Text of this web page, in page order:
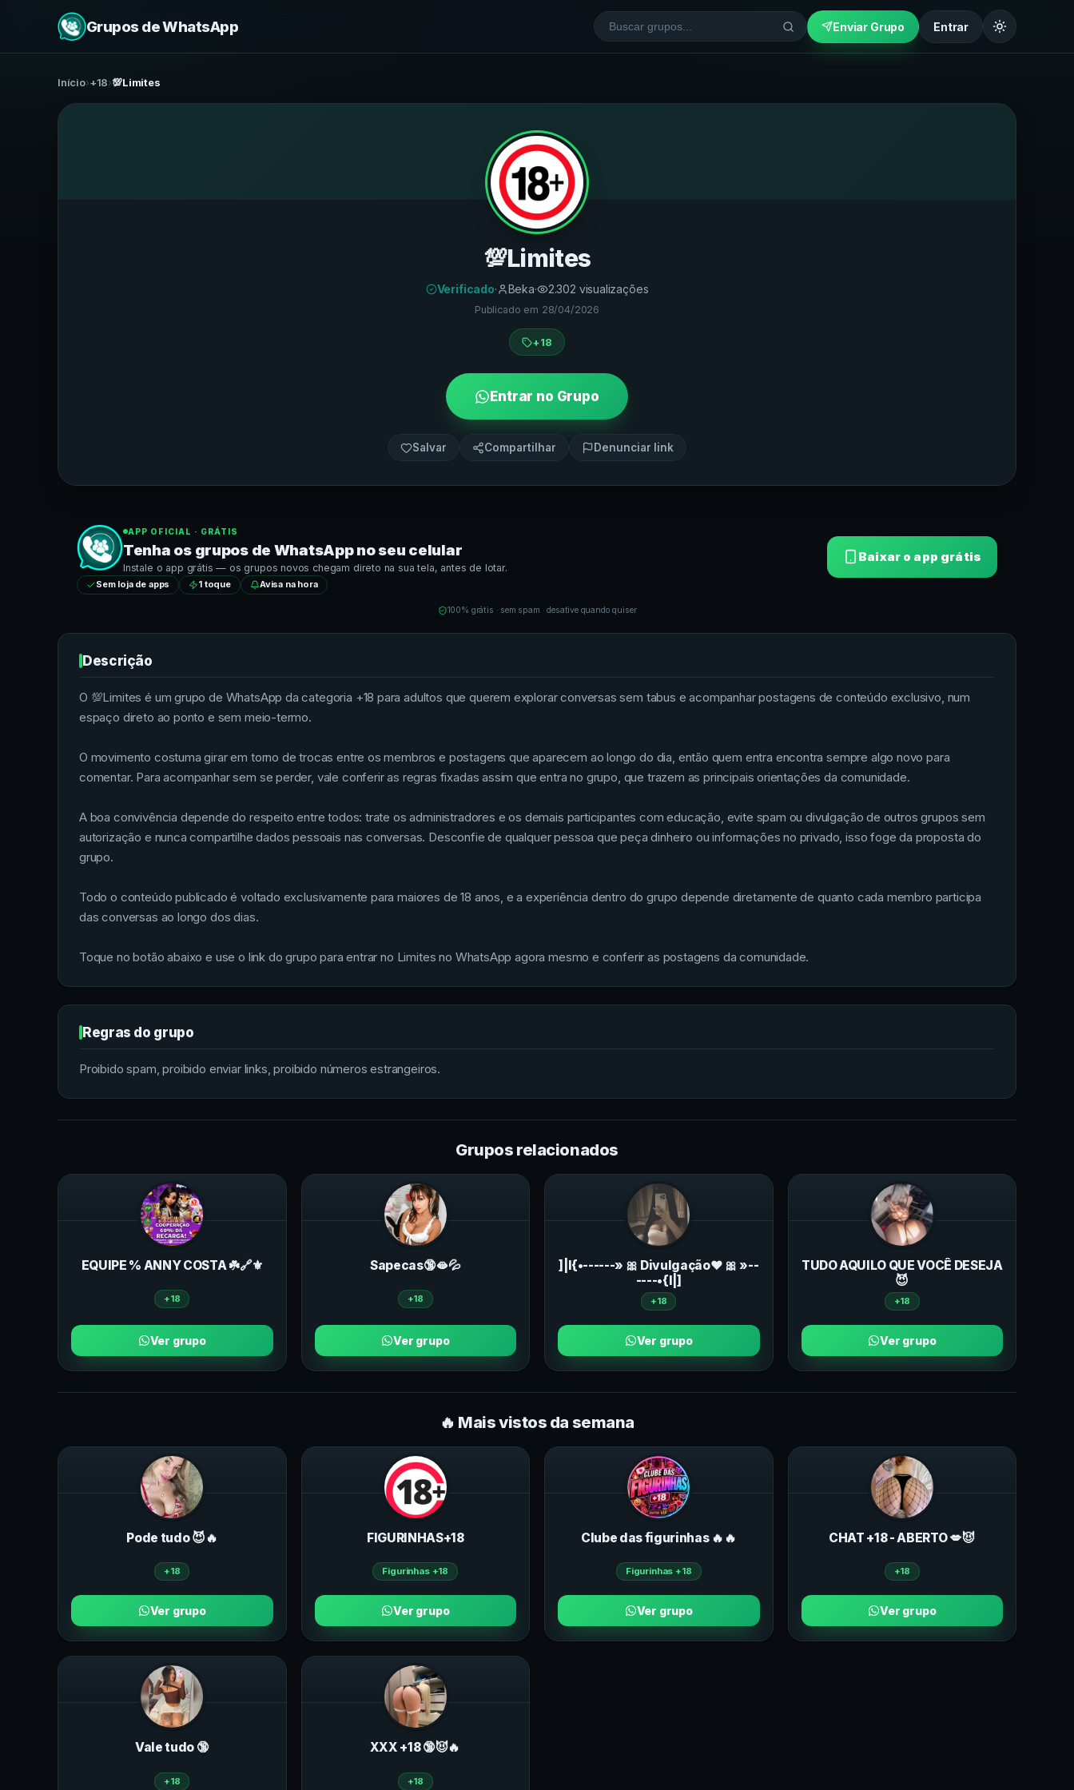
Grupos de WhatsApp Enviar Grupo Entrar
Início›+18›💯Limites
💯Limites
Verificado· Beka· 2.302 visualizações
Publicado em 28/04/2026
+18
Entrar no Grupo
Salvar Compartilhar Denunciar link
APP OFICIAL · GRÁTIS
Tenha os grupos de WhatsAppno seu celular
Instale o app grátis — os grupos novos chegam direto na sua tela, antes de lotar.
Sem loja de apps 1 toque Avisa na hora
Baixar o app grátis
100% grátis · sem spam · desative quando quiser
Descrição
O 💯Limites é um grupo de WhatsApp da categoria +18 para adultos que querem explorar conversas sem tabus e acompanhar postagens de conteúdo exclusivo, num
espaço direto ao ponto e sem meio-termo.
O movimento costuma girar em torno de trocas entre os membros e postagens que aparecem ao longo do dia, então quem entra encontra sempre algo novo para
comentar. Para acompanhar sem se perder, vale conferir as regras fixadas assim que entra no grupo, que trazem as principais orientações da comunidade.
A boa convivência depende do respeito entre todos: trate os administradores e os demais participantes com educação, evite spam ou divulgação de outros grupos sem
autorização e nunca compartilhe dados pessoais nas conversas. Desconfie de qualquer pessoa que peça dinheiro ou informações no privado, isso foge da proposta do
grupo.
Todo o conteúdo publicado é voltado exclusivamente para maiores de 18 anos, e a experiência dentro do grupo depende diretamente de quanto cada membro participa
das conversas ao longo dos dias.
Toque no botão abaixo e use o link do grupo para entrar no Limites no WhatsApp agora mesmo e conferir as postagens da comunidade.
Regras do grupo
Proibido spam, proibido enviar links, proibido números estrangeiros.
Grupos relacionados
EQUIPE % ANNY COSTA ☘️🔗⚜️
+18
Ver grupo
Sapecas🔞🫦💦
+18
Ver grupo
]|I{•------» 🎀 Divulgação❤ 🎀 »--
----•{I|]
+18
Ver grupo
TUDO AQUILO QUE VOCÊ DESEJA
😈
+18
Ver grupo
🔥 Mais vistos da semana
Pode tudo 😈🔥
+18
Ver grupo
FIGURINHAS+18
Figurinhas +18
Ver grupo
Clube das figurinhas 🔥🔥
Figurinhas +18
Ver grupo
CHAT +18 - ABERTO 💋😈
+18
Ver grupo
Vale tudo 🔞
+18
ХXХ +18 🔞😈🔥
+18